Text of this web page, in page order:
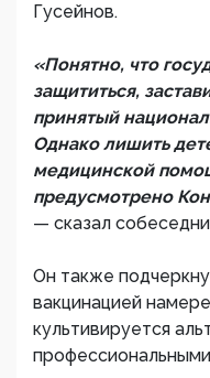
Гусейнов.
«Понятно, что
защититься,
принятый
Однако лишить
медицинской
предусмотрено
— сказал
Он также
вакцинацией
культивируется